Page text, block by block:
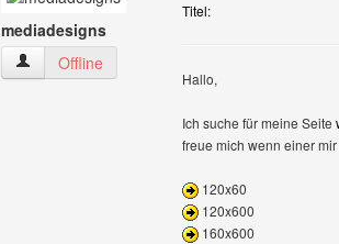
mediadesigns
mediadesigns Benutzer-Profile anzeigen
Offline
Titel:
Hallo,
Ich suche für meine Seite
freue mich wenn einer
120x60
120x600
160x600